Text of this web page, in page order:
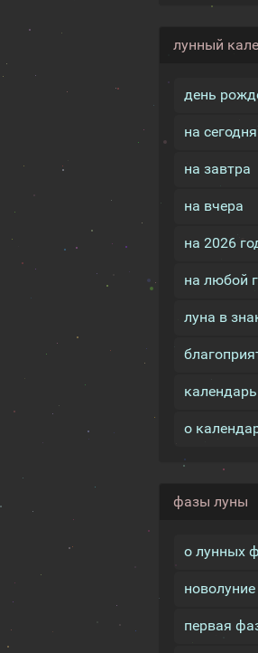
лунный
день
на сегодня
на завтра
на вчера
на 2026
на любой
луна в
о
фазы луны
о лунных
новолуние
первая